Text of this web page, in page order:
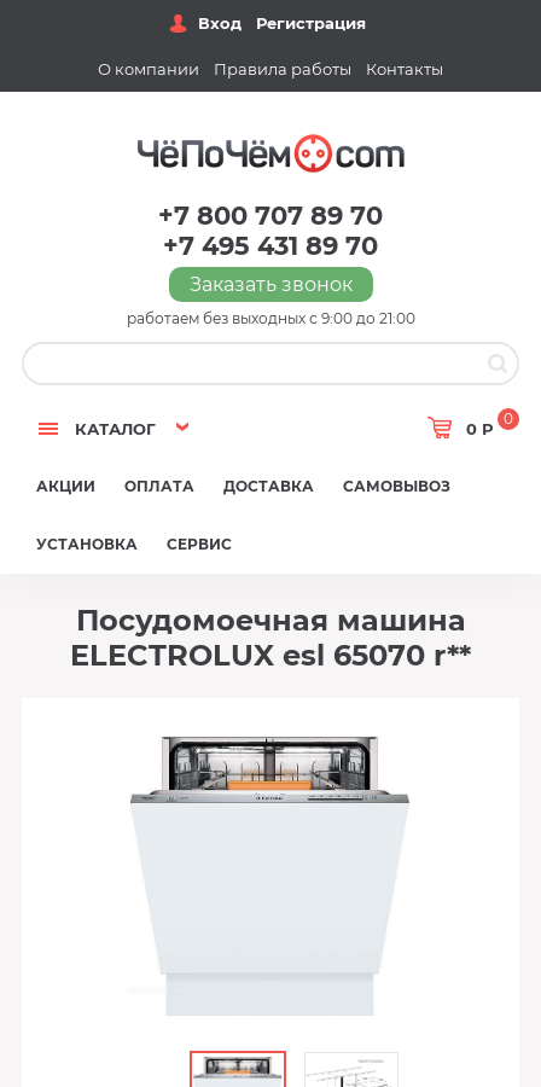
Вход Регистрация
О компании Правила работы Контакты
+7 800 707 89 70
+7 495 431 89 70
Заказать звонок
работаем без выходных с 9:00 до 21:00
КАТАЛОГ 0 Р
0
АКЦИИ ОПЛАТА ДОСТАВКА САМОВЫВОЗ
УСТАНОВКА СЕРВИС
Посудомоечная машина
ELECTROLUX esl 65070 r**